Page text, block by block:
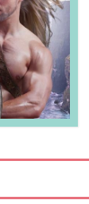
LEIA MAIS